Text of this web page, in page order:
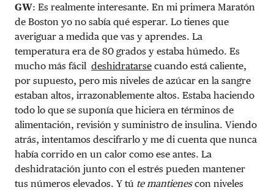
GW: Es realmente interesante. En mi primera Maratón
de Boston yo no sabía qué esperar. Lo tienes que
averiguar a medida que vas y aprendes. La
temperatura era de 80 grados y estaba húmedo. Es
mucho más fácil deshidratarse cuando está caliente,
por supuesto, pero mis niveles de azúcar en la sangre
estaban altos, irrazonablemente altos. Estaba haciendo
todo lo que se suponía que hiciera en términos de
alimentación, revisión y suministro de insulina. Viendo
atrás, intentamos descifrarlo y me di cuenta que nunca
había corrido en un calor como ese antes. La
deshidratación junto con el estrés pueden mantener
tus números elevados. Y tú te mantienescon niveles